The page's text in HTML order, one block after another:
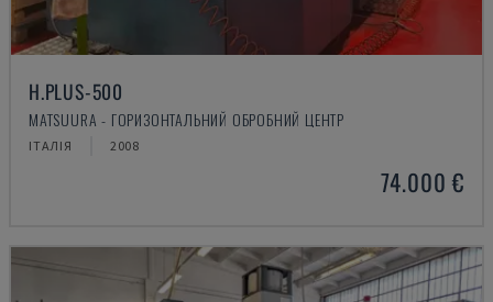
H.PLUS-500
MATSUURA - ГОРИЗОНТАЛЬНИЙ ОБРОБНИЙ ЦЕНТР
ІТАЛІЯ 2008
74.000 €